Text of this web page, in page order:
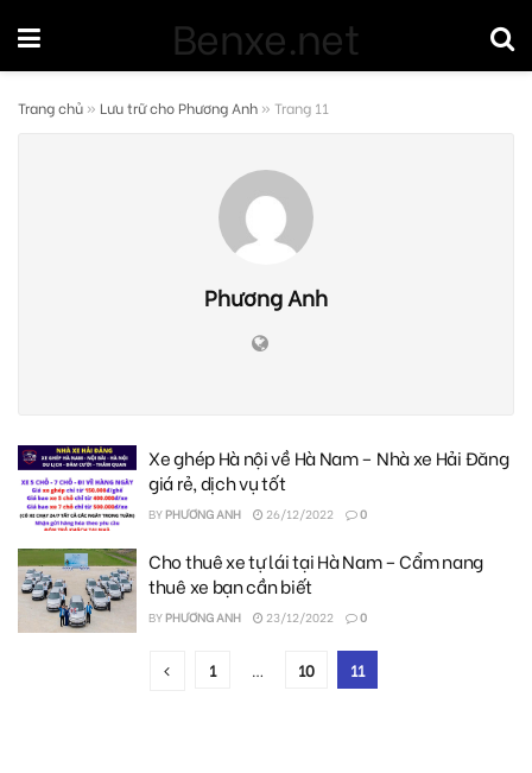
Benxe.net
Trang chủ » Lưu trữ cho Phương Anh » Trang 11
Phương Anh
Xe ghép Hà nội về Hà Nam – Nhà xe Hải Đăng
giá rẻ, dịch vụ tốt
BYPHƯƠNG ANH 26/12/2022 0
Cho thuê xe tự lái tại Hà Nam – Cẩm nang
thuê xe bạn cần biết
BYPHƯƠNG ANH 23/12/2022 0
1 … 10 11